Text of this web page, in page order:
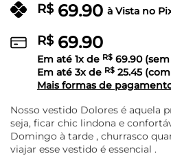
R$69.90 à Vista no
R$69.90
Em até 1x de R$ 69.90(sem
Em até 3x de R$ 25.45
Mais formas de
Nosso vestido Dolores é aquela
seja, ficar chic lindona e
Domingo à tarde , churrasco
viajar esse vestido é essencial .